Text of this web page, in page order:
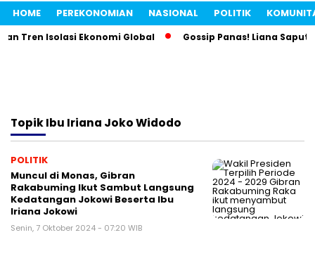
HOME PEREKONOMIAN NASIONAL POLITIK
Tren Isolasi Ekonomi Global Gossip Panas! Liana Saputri
TopikIbu Iriana Joko Widodo
POLITIK
Muncul di Monas, Gibran
Rakabuming Ikut Sambut Langsung
Kedatangan Jokowi Beserta Ibu
Iriana Jokowi
Senin, 7 Oktober 2024 - 07:20 WIB